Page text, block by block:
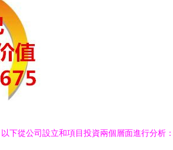
下從公司設立和項目投資兩個層面進行分析：